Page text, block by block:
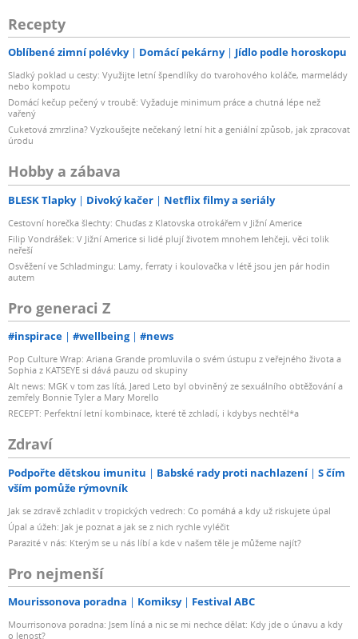
Recepty
Oblíbené zimní polévky Domácí pekárny Jídlo podle horoskopu
Sladký poklad u cesty: Využijte letní špendlíky do tvarohového koláče, marmelády
nebo kompotu
Domácí kečup pečený v troubě: Vyžaduje minimum práce a chutná lépe než
vařený
Cuketová zmrzlina? Vyzkoušejte nečekaný letní hit a geniální způsob, jak zpracovat
úrodu
Hobby a zábava
BLESK Tlapky Divoký kačer Netflix filmy a seriály
Cestovní horečka šlechty: Chuďas z Klatovska otrokářem v Jižní Americe
Filip Vondrášek: V Jižní Americe si lidé plují životem mnohem lehčeji, věci tolik
neřeší
Osvěžení ve Schladmingu: Lamy, ferraty i koulovačka v létě jsou jen pár hodin
autem
Pro generaci Z
#inspirace #wellbeing #news
Pop Culture Wrap: Ariana Grande promluvila o svém ústupu z veřejného života a
Sophia z KATSEYE si dává pauzu od skupiny
Alt news: MGK v tom zas lítá, Jared Leto byl obviněný ze sexuálního obtěžování a
zemřely Bonnie Tyler a Mary Morello
RECEPT: Perfektní letní kombinace, které tě zchladí, i kdybys nechtěl*a
Zdraví
Podpořte dětskou imunitu Babské rady proti nachlazení
S čím
vším pomůže rýmovník
Jak se zdravě zchladit v tropických vedrech: Co pomáhá a kdy už riskujete úpal
Úpal a úžeh: Jak je poznat a jak se z nich rychle vyléčit
Parazité v nás: Kterým se u nás líbí a kde v našem těle je můžeme najít?
Pro nejmenší
Mourissonova poradna Komiksy Festival ABC
Mourrisonova poradna: Jsem líná a nic se mi nechce dělat: Kdy jde o únavu a kdy
o lenost?